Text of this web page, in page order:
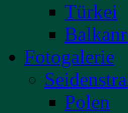
Türkei
Fotogalerie
Polen